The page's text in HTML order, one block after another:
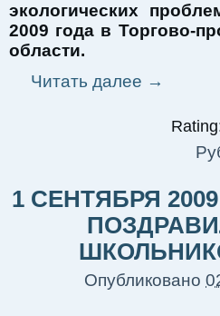
экологических
2009 года в Торгово-
области.
Читать далее →
1 СЕНТЯБРЯ
Опубликовано